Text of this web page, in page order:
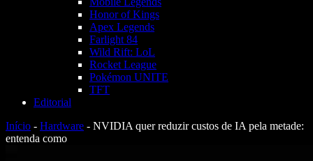
Honor of Kings
Apex Legends
Farlight 84
Wild Rift: LoL
Rocket League
Pokémon UNITE
TFT
Editorial
Início - Hardware - NVIDIA quer reduzir custos de IA pela metade:
entenda como